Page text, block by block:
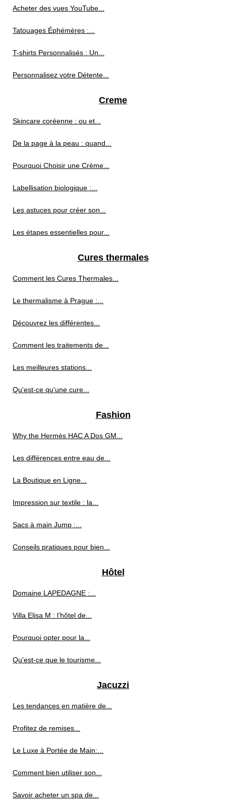
Acheter des vues YouTube...
Tatouages Éphémères :...
T-shirts Personnalisés : Un...
Personnalisez votre Détente...
Creme
Skincare coréenne : ou et...
De la page à la peau : quand...
Pourquoi Choisir une Crème...
Labellisation biologique :...
Les astuces pour créer son...
Les étapes essentielles pour...
Cures thermales
Comment les Cures Thermales...
Le thermalisme à Prague :...
Découvrez les différentes...
Comment les traitements de...
Les meilleures stations...
Qu'est-ce qu'une cure...
Fashion
Why the Hermès HAC A Dos GM...
Les différences entre eau de...
La Boutique en Ligne...
Impression sur textile : la...
Sacs à main Jump :...
Conseils pratiques pour bien...
Hôtel
Domaine LAPEDAGNE :...
Villa Elisa M : l’hôtel de...
Pourquoi opter pour la...
Qu'est-ce que le tourisme...
Jacuzzi
Les tendances en matière de...
Profitez de remises...
Le Luxe à Portée de Main:...
Comment bien utiliser son...
Savoir acheter un spa de...